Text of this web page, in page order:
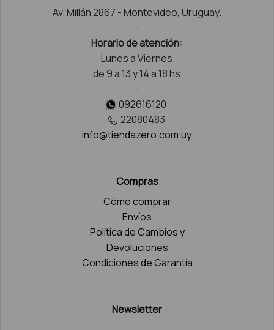
Av. Millán 2867 - Montevideo, Uruguay.
-
Horario de atención:
Lunes a Viernes
de 9 a 13 y 14 a 18 hs
-
092616120
22080483
info@tiendazero.com.uy
Compras
Cómo comprar
Envíos
Política de Cambios y
Devoluciones
Condiciones de Garantía
Newsletter